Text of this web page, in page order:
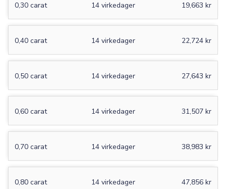
0,30 carat 19,663 kr
14 virkedager
0,40 carat 22,724 kr
14 virkedager
0,50 carat 27,643 kr
14 virkedager
0,60 carat 31,507 kr
14 virkedager
0,70 carat 38,983 kr
14 virkedager
0,80 carat 47,856 kr
14 virkedager